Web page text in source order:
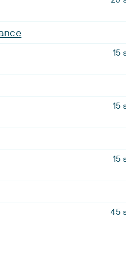
15
15
15
45